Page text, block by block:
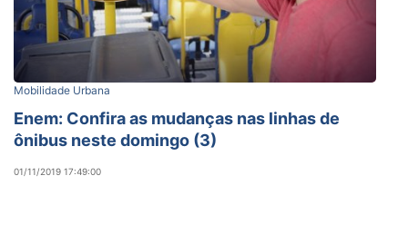
Mobilidade Urbana
Enem: Confira as mudanças nas linhas de
ônibus neste domingo (3)
01/11/2019 17:49:00